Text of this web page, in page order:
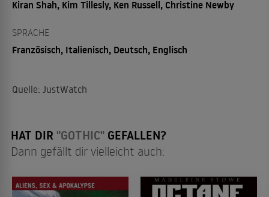
Kiran Shah, Kim Tillesly, Ken Russell, Christine Newby
SPRACHE
Französisch, Italienisch, Deutsch, Englisch
Quelle: JustWatch
HAT DIR "GOTHIC" GEFALLEN?
Dann gefällt dir vielleicht auch: